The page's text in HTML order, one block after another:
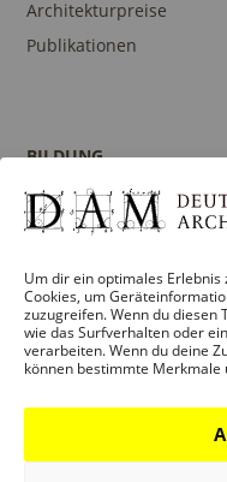
Um dir ein optimales
Cookies, um
zuzugreifen. Wenn du diesen
wie das Surfverhalten oder
verarbeiten. Wenn du deine
können bestimmte
Architekturpreise
Publikationen
BILDUNG
Programm
Führungen und Touren
Ansprechpartner
SAMMLUNGEN